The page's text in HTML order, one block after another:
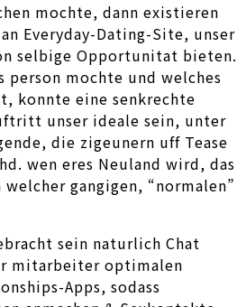
mochte, dann existieren
Everyday-Dating-Site, unser
selbige Opportunitat bieten.
person mochte und welches
konnte eine senkrechte
unser ideale sein, unter
die zigeunern uff Tease
wen eres Neuland wird, das
gangigen, “normalen”
sein naturlich Chat
mitarbeiter optimalen
Apps, sodass